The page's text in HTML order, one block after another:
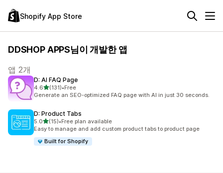
Shopify App Store
DDSHOP APPS님이 개발한 앱
앱 2개
D: AI FAQ Page
4.6별 5개 중
(131)
총 리뷰 131개
•Free
Generate an SEO-optimized FAQ page with AI in just 30 seconds.
D: Product Tabs
5.0별 5개 중
(15)
총 리뷰 15개
•Free plan available
Easy to manage and add custom product tabs to product page
Built for Shopify